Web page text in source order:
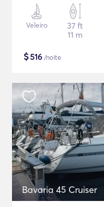
Veleiro
37 ft
11 m
$516 /noite
Bavaria 45 Cruiser